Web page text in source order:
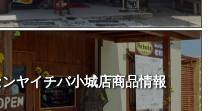
ヤイチバ小城店商品情報